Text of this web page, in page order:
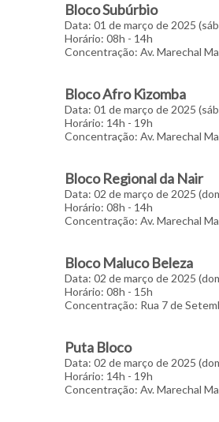
Bloco Subúrbio
Data: 01 de março de 2025
Horário: 08h - 14h
Concentração: Av. Marechal
Bloco Afro Kizomba
Data: 01 de março de 2025
Horário: 14h - 19h
Concentração: Av. Marechal
Bloco Regional da Nair
Data: 02 de março de 2025
Horário: 08h - 14h
Concentração: Av. Marechal
Bloco Maluco Beleza
Data: 02 de março de 2025
Horário: 08h - 15h
Concentração: Rua 7 de
Puta Bloco
Data: 02 de março de 2025
Horário: 14h - 19h
Concentração: Av. Marechal